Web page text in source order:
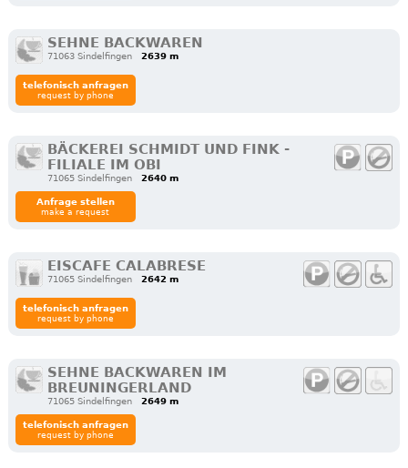
SEHNE BACKWAREN
71063 Sindelfingen 2639 m
telefonisch anfragen
request by phone
BÄCKEREI SCHMIDT UND FINK -
FILIALE IM OBI
71065 Sindelfingen 2640 m
Anfrage stellen
make a request
EISCAFE CALABRESE
71065 Sindelfingen 2642 m
telefonisch anfragen
request by phone
SEHNE BACKWAREN IM
BREUNINGERLAND
71065 Sindelfingen 2649 m
telefonisch anfragen
request by phone